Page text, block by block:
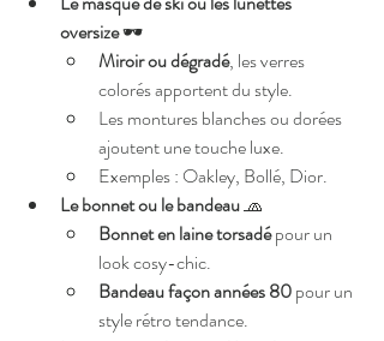
oversize 🕶
Miroir ou dégradé, les verres
colorés apportent du style.
Les montures blanches ou dorées
ajoutent une touche luxe.
Exemples : Oakley, Bollé, Dior.
Le bonnet ou le bandeau 🧢
Bonnet en laine torsadé pour un
look cosy-chic.
Bandeau façon années 80 pour un
style rétro tendance.